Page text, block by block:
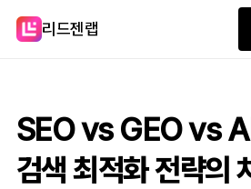
리드젠랩
SEO vs GEO vs
검색 최적화 전략의